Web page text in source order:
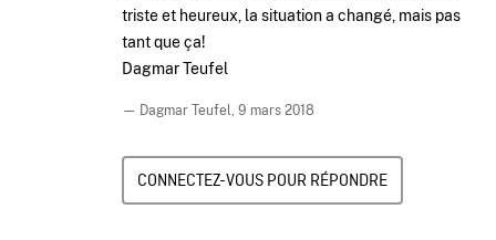
triste et heureux, la situation a changé, mais pas
tant que ça!
Dagmar Teufel
— Dagmar Teufel, 9 mars 2018
CONNECTEZ-VOUS POUR RÉPONDRE